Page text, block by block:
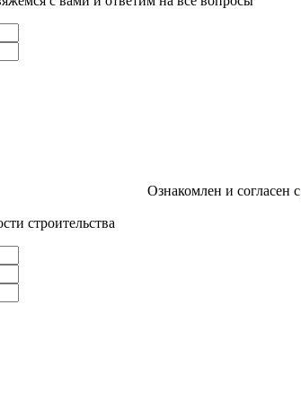
Ознакомлен и согласен с
строительства